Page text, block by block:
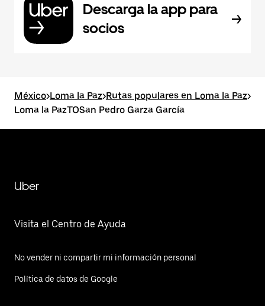
Descarga la app para
socios
México>Loma la Paz>Rutas populares en Loma la Paz>
Loma la PazTOSan Pedro Garza García
Uber
Visita el Centro de Ayuda
No vender ni compartir mi información personal
Política de datos de Google